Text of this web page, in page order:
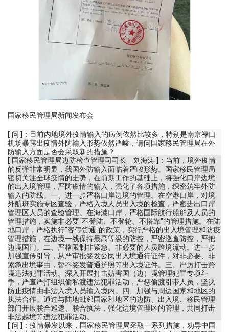
国家移民管理局新闻发布会
[ 问 ]：目前内地境外疫情输入的病例依然比较多，特别是南京禄口
机场暴露出疫情外防输入形势依然严峻，请问国家移民管理局在外
防输入方面是否会采取新的措施？
[ 国家移民管理局边防检查管理司司长 刘海涛 ]：当前，境外疫情
的反弹非常明显，我国外防输入面临着严峻形势。国家移民管理局
密切关注全球疫情的走势，在前期工作的基础上，将强化口岸边境
的出入境管理，严防疫情的输入，强化了各项措施，织密筑牢外防
输入的防线。一、进一步严格口岸边境的管理。在空港口岸，对境
外航班实施专区查验，严格入境人员出入境的检查，严密进出口岸
管理区人员的查验管理。在海港口岸，严格国际航行船舶及人员的
管理措施，实施非必要"不登陆、不登轮、不搭靠"的管理措施。在陆
地口岸，严格执行"客停货通"的政策，实行严格的出入境管理和防疫
管理措施，在边境一线保持最高等级的防控，严密巡查防控，严把
边境国门。二、严格限制非紧急、非必要的人员跨境流动。进一步
加强宣传引导，从严审批签发公民出入境通行证件，对非必要、非
紧急出境事由，暂不签发普通护照等出入境证件。三、严厉打击跨
境违法犯罪活动。深入开展打击妨害国（边）境管理犯罪专项斗
争，严查严打组织偷私渡违法犯罪活动，严惩偷渡引带人员，坚决
防止疫情由非法入境人员输入境内。四、加强与周边国家和地区的
执法合作。通过与陆地毗邻国家和地区的边防、出入境、移民管理
部门开展联合巡逻、联合执法，强化边境管理区的管理，共同打击
非法越境等违法犯罪活动。
[ 问 ]：疫情暴发以来，国家移民管理局采取一系列措施，劝导中国